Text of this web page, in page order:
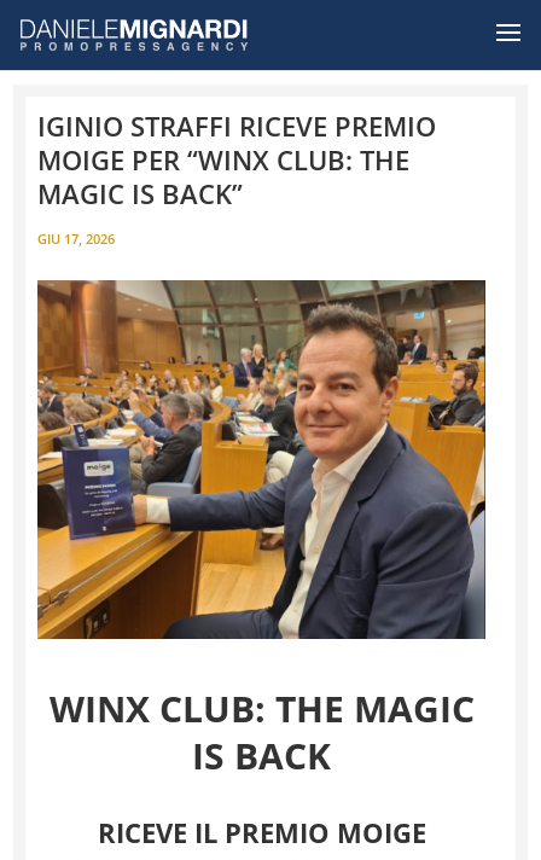
IGINIO STRAFFI RICEVE PREMIO
MOIGE PER “WINX CLUB: THE
MAGIC IS BACK”
GIU 17, 2026
WINX CLUB: THE MAGIC
IS BACK
RICEVE IL PREMIO MOIGE